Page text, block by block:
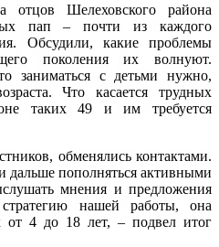
отцов Шелеховского района
пап – почти из каждого
Обсудили, какие проблемы
поколения их волнуют.
заниматься с детьми нужно,
Что касается трудных
таких 49 и им требуется
обменялись контактами.
дальше пополняться активными
мнения и предложения
стратегию нашей работы, она
от 4 до 18 лет, – подвел итог